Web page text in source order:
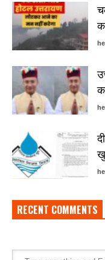
RECENT COMMENTS